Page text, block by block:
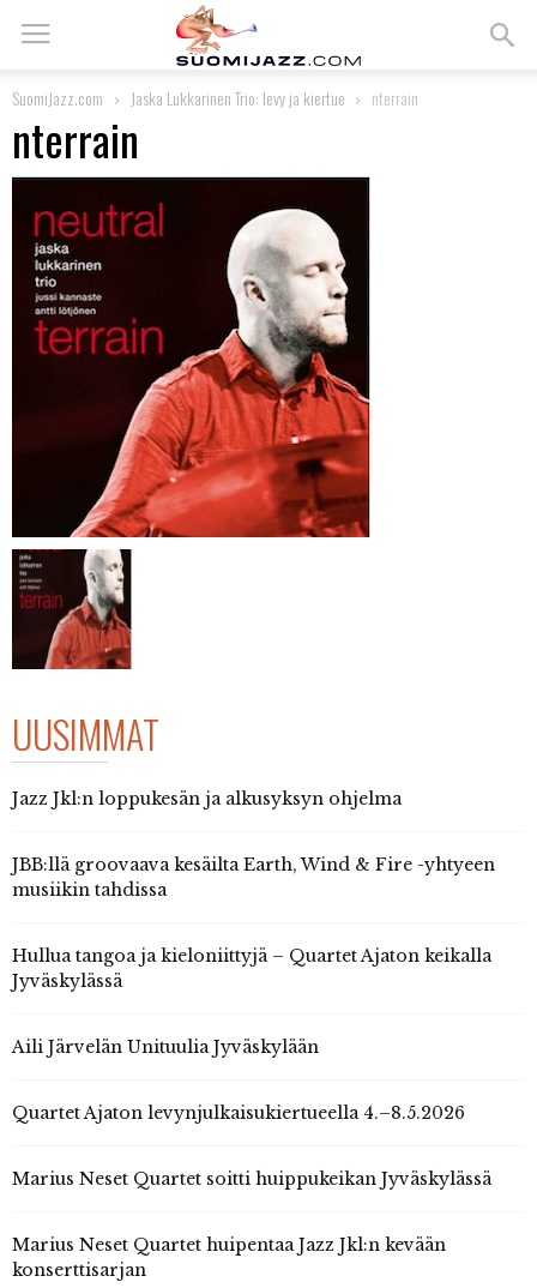
SuomiJazz.com Jaska Lukkarinen Trio: levy ja kiertue nterrain
nterrain
UUSIMMAT
Jazz Jkl:n loppukesän ja alkusyksyn ohjelma
JBB:llä groovaava kesäilta Earth, Wind & Fire -yhtyeen
musiikin tahdissa
Hullua tangoa ja kieloniittyjä – Quartet Ajaton keikalla
Jyväskylässä
Aili Järvelän Unituulia Jyväskylään
Quartet Ajaton levynjulkaisukiertueella 4.–8.5.2026
Marius Neset Quartet soitti huippukeikan Jyväskylässä
Marius Neset Quartet huipentaa Jazz Jkl:n kevään
konserttisarjan